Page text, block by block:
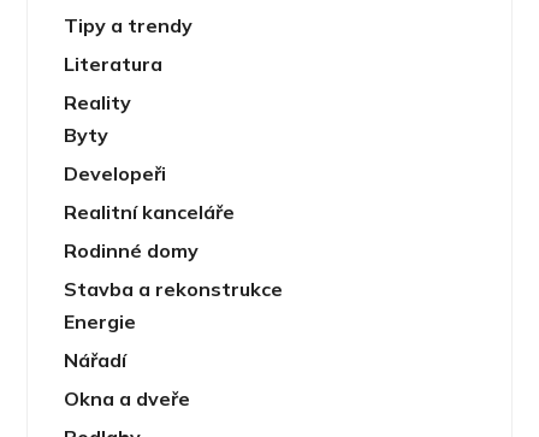
Tipy a trendy
Literatura
Reality
Byty
Developeři
Realitní kanceláře
Rodinné domy
Stavba a rekonstrukce
Energie
Nářadí
Okna a dveře